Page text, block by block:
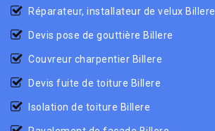
Réparateur, installateur de velux Billere
Devis pose de gouttière Billere
Couvreur charpentier Billere
Devis fuite de toiture Billere
Isolation de toiture Billere